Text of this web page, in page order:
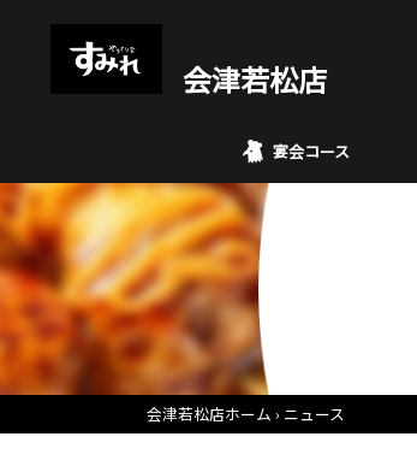
会津若松店
宴会コース
会津若松店ホーム ニュース